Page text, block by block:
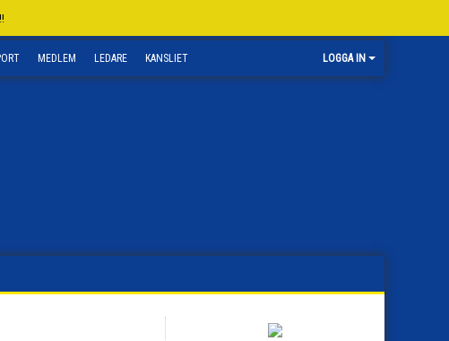
MEDLEM LEDARE KANSLIET LOGGA IN